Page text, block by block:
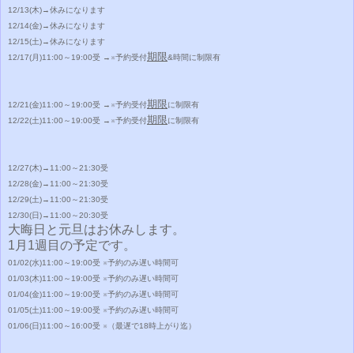
12/13(木)→休みになります
12/14(金)→休みになります
12/15(土)→休みになります
12/17(月)11:00～19:00受 →※予約受付期限&時間に制限有
12/21(金)11:00～19:00受 →※予約受付期限に制限有
12/22(土)11:00～19:00受 →※予約受付期限に制限有
12/27(木)→11:00～21:30受
12/28(金)→11:00～21:30受
12/29(土)→11:00～21:30受
12/30(日)→11:00～20:30受
大晦日と元旦はお休みします。
1月1週目の予定です。
01/02(水)11:00～19:00受 ※予約のみ遅い時間可
01/03(木)11:00～19:00受 ※予約のみ遅い時間可
01/04(金)11:00～19:00受 ※予約のみ遅い時間可
01/05(土)11:00～19:00受 ※予約のみ遅い時間可
01/06(日)11:00～16:00受 ※ （最遅で18時上がり迄）